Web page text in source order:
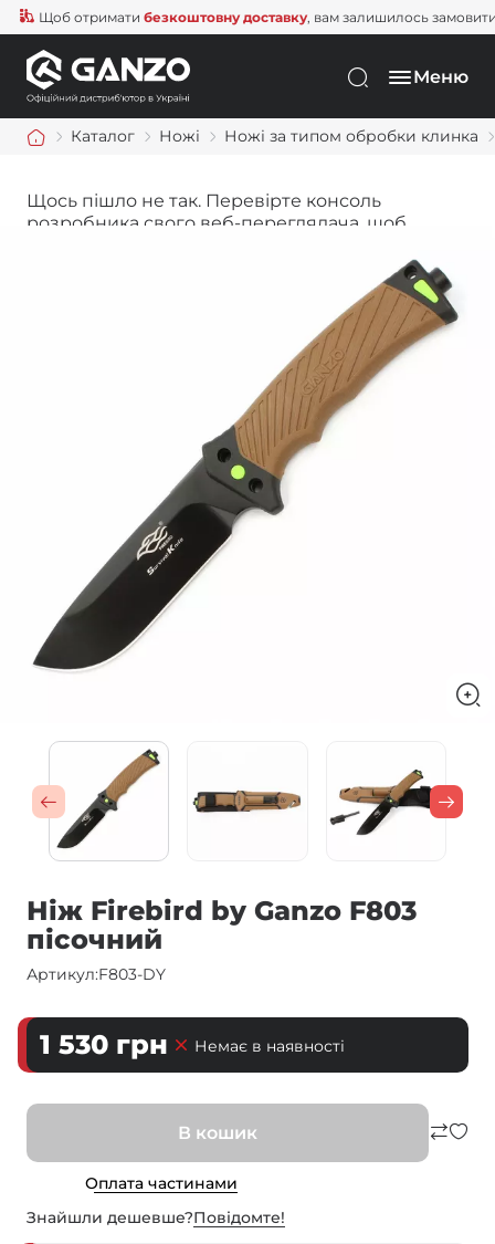
Щоб отриматибезкоштовну доставку, вам залишилось замовити ще
Меню
Каталог Ножі Ножі за типом обробки клинка
Щось пішло не так. Перевірте консоль
розробника свого веб-переглядача, щоб
Ніж Firebird by Ganzo F803
пісочний
Артикул:F803-DY
1 530 грн Немає в наявності
В кошик
Оплата частинами
Знайшли дешевше?Повiдомте!